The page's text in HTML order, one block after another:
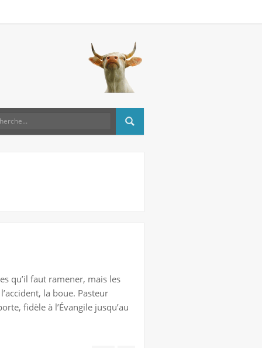
qu’il faut ramener, mais les
la boue. Pasteur
fidèle à l’Évangile jusqu’au